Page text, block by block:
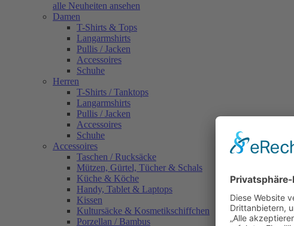
alle Neuheiten ansehen
Damen
T-Shirts & Tops
Langarmshirts
Pullis / Jacken
Accessoires
Schuhe
Herren
T-Shirts / Tanktops
Langarmshirts
Pullis / Jacken
Accessoires
Schuhe
Accessoires
Taschen / Rucksäcke
Mützen, Gürtel, Tücher & Schals
Küche & Köche
Handy, Tablet & Laptops
Kissen
Kultursäcke & Kosmetikschiffchen
Porzellan / Bambus